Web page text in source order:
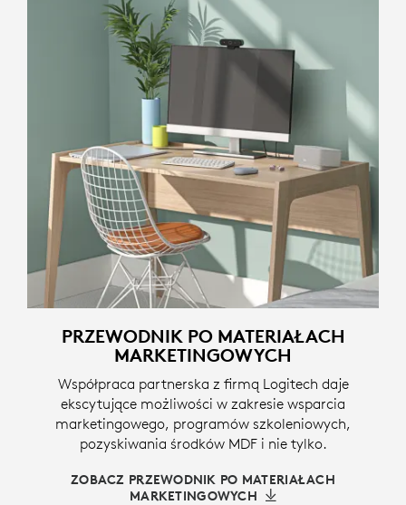
PRZEWODNIK PO MATERIAŁACH
MARKETINGOWYCH
Współpraca partnerska z firmą Logitech daje
ekscytujące możliwości w zakresie wsparcia
marketingowego, programów szkoleniowych,
pozyskiwania środków MDF i nie tylko.
ZOBACZ PRZEWODNIK PO MATERIAŁACH
MARKETINGOWYCH